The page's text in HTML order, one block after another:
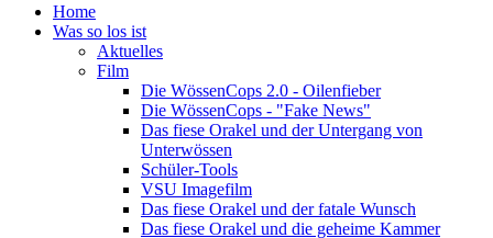
Home
Was so los ist
Aktuelles
Film
Die WössenCops 2.0 - Oilenfieber
Die WössenCops - "Fake News"
Das fiese Orakel und der Untergang von
Unterwössen
Schüler-Tools
VSU Imagefilm
Das fiese Orakel und der fatale Wunsch
Das fiese Orakel und die geheime Kammer